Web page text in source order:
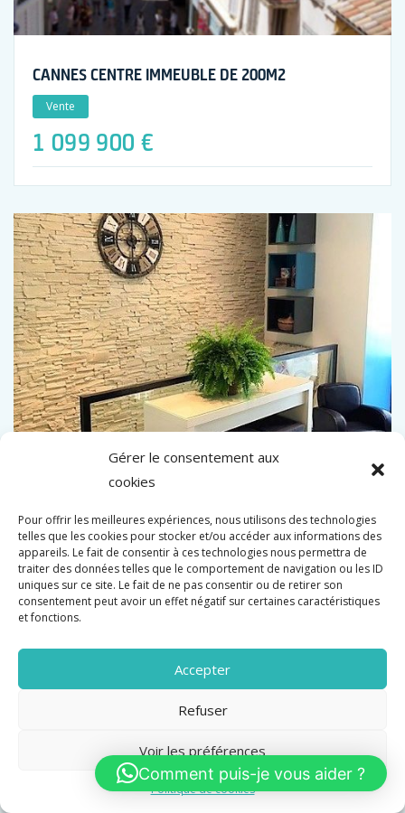
Gérer le consentement aux
cookies
Pour offrir les meilleures expériences, nous utilisons des technologies
telles que les cookies pour stocker et/ou accéder aux informations des
appareils. Le fait de consentir à ces technologies nous permettra de
traiter des données telles que le comportement de navigation ou les ID
uniques sur ce site. Le fait de ne pas consentir ou de retirer son
consentement peut avoir un effet négatif sur certaines caractéristiques
et fonctions.
Accepter
Refuser
Voir les préférences
Politique de cookies
CANNES CENTRE IMMEUBLE DE 200M2
Vente
1 099 900 €
PROCHE CENTRE
Vente
1 176 000 €
1
Comment puis-je vous aider ?